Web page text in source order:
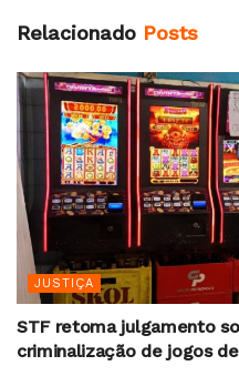
Relacionado Posts
JUSTIÇA
STF retoma julgamento
criminalização de jogos